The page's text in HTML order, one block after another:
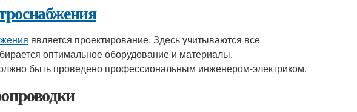
является проектирование. Здесь учитываются все
оптимальное оборудование и материалы.
быть проведено профессиональным инженером-электриком.